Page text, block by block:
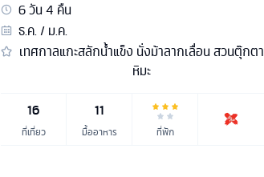
6วัน4 คืน
ธ.ค. / ม.ค.
เทศกาลแกะสลักน้ำแข็ง นั่งม้าลากเลื่อน สวนตุ๊กตา
หิมะ
16
ที่เที่ยว
11
มื้ออาหาร ที่พัก